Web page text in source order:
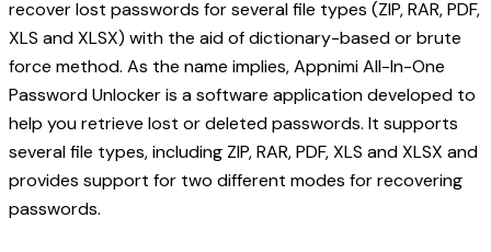
recover lost passwords for several file types (ZIP, RAR, PDF,
XLS and XLSX) with the aid of dictionary-based or brute
force method. As the name implies, Appnimi All-In-One
Password Unlocker is a software application developed to
help you retrieve lost or deleted passwords. It supports
several file types, including ZIP, RAR, PDF, XLS and XLSX and
provides support for two different modes for recovering
passwords.